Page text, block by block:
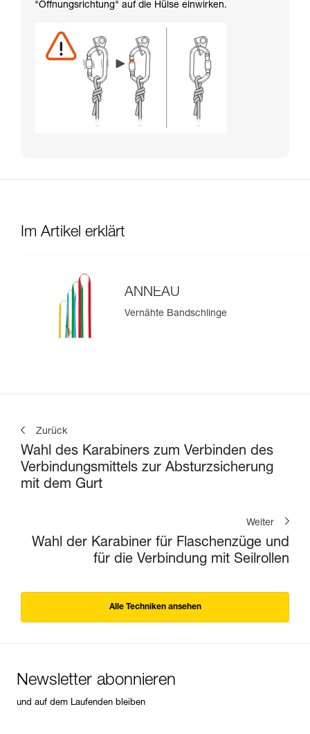
"Öffnungsrichtung" auf die Hülse einwirken.
Im Artikel erklärt
ANNEAU
Vernähte Bandschlinge
Zurück
Wahl des Karabiners zum Verbinden des
Verbindungsmittels zur Absturzsicherung
mit dem Gurt
Weiter
Wahl der Karabiner für Flaschenzüge und
für die Verbindung mit Seilrollen
Alle Techniken ansehen
Newsletter abonnieren
und auf dem Laufenden bleiben